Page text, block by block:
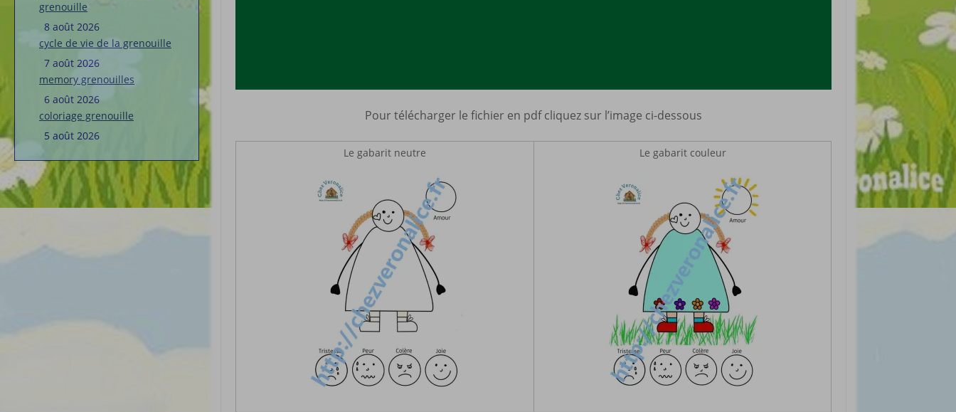
grenouille
8 août 2026
cycle de vie de la grenouille
7 août 2026
memory grenouilles
6 août 2026
coloriage grenouille
5 août 2026
Pour télécharger le fichier en pdf cliquez sur l’image ci-dessous
Le gabarit neutre Le gabarit couleur